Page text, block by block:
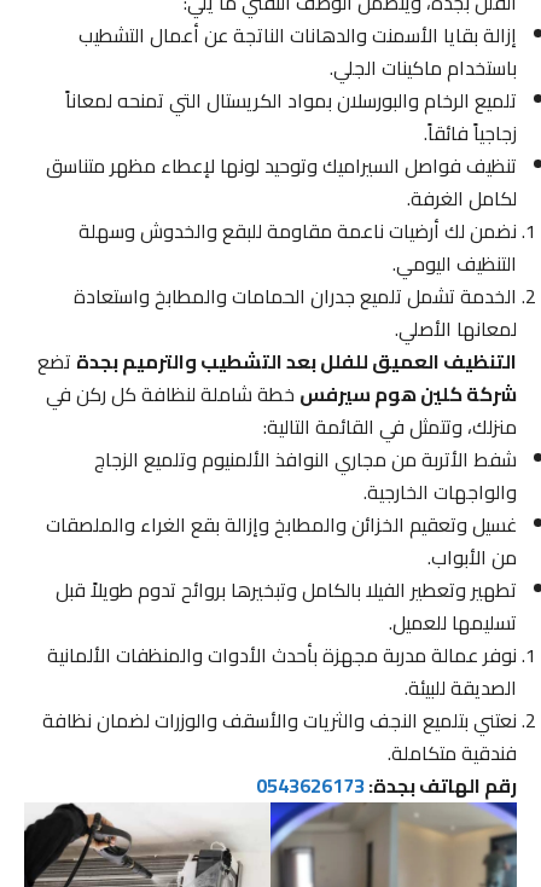
إزالة بقايا الأسمنت والدهانات الناتجة عن أعمال التشطيب
باستخدام ماكينات الجلي.
تلميع الرخام والبورسلان بمواد الكريستال التي تمنحه لمعاناً
زجاجياً فائقاً.
تنظيف فواصل السيراميك وتوحيد لونها لإعطاء مظهر متناسق
لكامل الغرفة.
نضمن لك أرضيات ناعمة مقاومة للبقع والخدوش وسهلة
التنظيف اليومي.
الخدمة تشمل تلميع جدران الحمامات والمطابخ واستعادة
لمعانها الأصلي.
التنظيف العميق للفلل بعد التشطيب والترميم بجدةتضع
شركة كلين هوم سيرفسخطة شاملة لنظافة كل ركن في
منزلك، وتتمثل في القائمة التالية:
شفط الأتربة من مجاري النوافذ الألمنيوم وتلميع الزجاج
والواجهات الخارجية.
غسيل وتعقيم الخزائن والمطابخ وإزالة بقع الغراء والملصقات
من الأبواب.
تطهير وتعطير الفيلا بالكامل وتبخيرها بروائح تدوم طويلاً قبل
تسليمها للعميل.
نوفر عمالة مدربة مجهزة بأحدث الأدوات والمنظفات الألمانية
الصديقة للبيئة.
نعتني بتلميع النجف والثريات والأسقف والوزرات لضمان نظافة
فندقية متكاملة.
رقم الهاتف بجدة:0543626173